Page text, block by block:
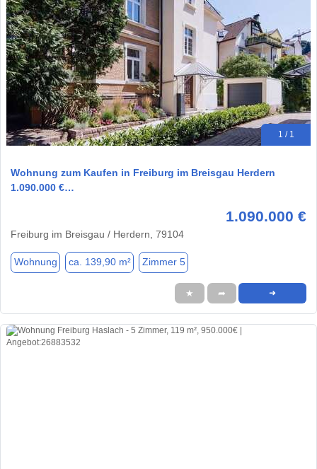
1 / 1
Wohnung zum Kaufen in Freiburg im Breisgau Herdern
1.090.000 €…
1.090.000 €
Freiburg im Breisgau / Herdern, 79104
Wohnung ca. 139,90 m² Zimmer 5
★ ➦ ➜